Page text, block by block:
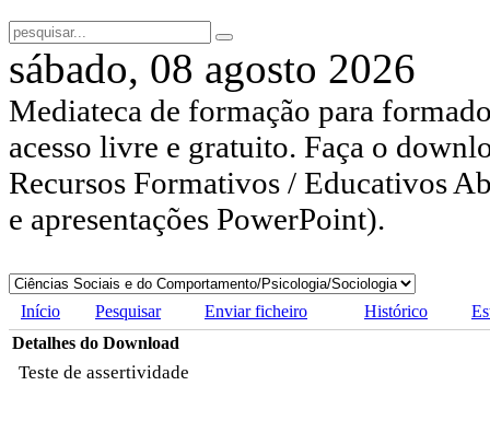
sábado, 08 agosto 2026
Mediateca de formação para
acesso livre e gratuito. Faça o
Recursos Formativos / Educativos
e apresentações PowerPoint).
Início Pesquisar Enviar ficheiro Histórico
Detalhes do Download
Teste de assertividade